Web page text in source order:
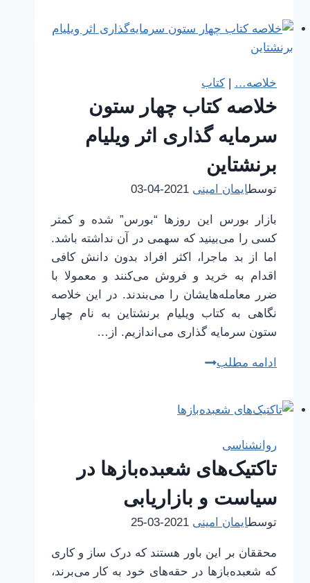
یک
اثر
گلدول
خلاصه… کتاب
خلاصه کتاب چهار ستون
سرمایه گذاری اثر ویلیام
برنشتاین
توسطایمان امینی 2021-04-03
بازار بورس این روزها “بورس” شده و کمتر
کسی را می‌بینید که سهمی در آن نداشته باشد.
اما از بد ماجرا، اکثر افراد بدون دانش کافی
اقدام به خرید و فروش می‌کنند و معمولا با
ضرر معامله‌هایشان را می‌بندند. در این خلاصه
نگاهی به کتاب ویلیام برنشتاین به نام چهار
ستون سرمایه گذاری می‌اندازیم. از…
ادامه مطلبخلاصه
ستون
اثر
برنشتاین
روانشناسی
تاکتیک‌های شعبده‌بازها در
سیاست و بازاریابی
توسطایمان امینی 2021-03-25
محققان بر این باور هستند که درک ساز و کاری
که شعبده‌بازها در حقه‌های خود به کار می‌برند،